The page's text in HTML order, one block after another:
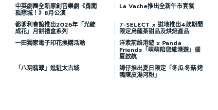
中英劇團全新原創音樂劇《勇闖
孤悲城！》8月公演
La Vache推出全新午市套餐
都爹利會館推出2026年「光綻
成花」月餅禮盒系列
7-SELECT x 道地推出4款期間
限定烏龍茶甜品及烘焙產品
一田獨家電子印花換購活動
洋紫荊維港遊 x Panda
Friends「萌萌陪您維港遊」盛
夏啟航
「八玥翡翠」進駐太古城
譚仔推出夏日限定「冬瓜·冬菇·烤
鴨陳皮湯河粉」